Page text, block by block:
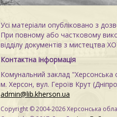
Усі матеріали опубліковано з
При повному або частковому
відділу документів з мистецтва
Контактна інформація
Комунальний заклад "Херсонська
м. Херсон, вул. Героїв Крут
admin@lib.kherson.ua
Copyright © 2004-2026 Херсонська